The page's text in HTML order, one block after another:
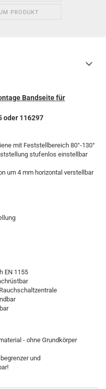
PRODUKT
Bandseite für
oder 116297
mit Feststellbereich 80°-130°
stufenlos einstellbar
um 4 mm horizontal verstellbar
EN 1155
- ohne Grundkörper
und